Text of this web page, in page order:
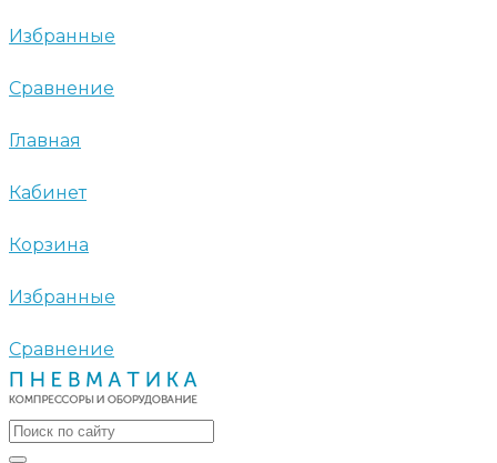
Избранные
Сравнение
Главная
Кабинет
Корзина
Избранные
Сравнение